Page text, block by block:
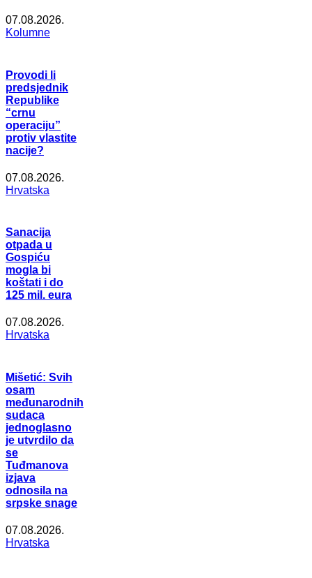
07.08.2026.
Kolumne
Provodi li
predsjednik
Republike
“crnu
operaciju”
protiv vlastite
nacije?
07.08.2026.
Hrvatska
Sanacija
otpada u
Gospiću
mogla bi
koštati i do
125 mil. eura
07.08.2026.
Hrvatska
Mišetić: Svih
osam
međunarodnih
sudaca
jednoglasno
je utvrdilo da
se
Tuđmanova
izjava
odnosila na
srpske snage
07.08.2026.
Hrvatska